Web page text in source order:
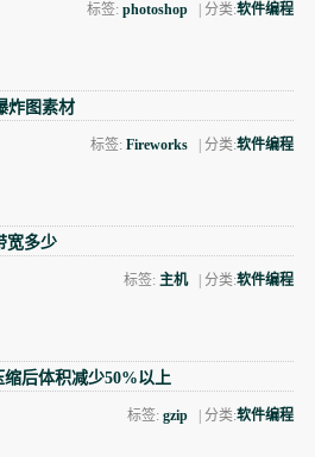
标签:photoshop | 分类:软件编程
炸图素材
标签:Fireworks | 分类:软件编程
宽多少
标签:主机| 分类:软件编程
后体积减少50%以上
标签:gzip | 分类:软件编程